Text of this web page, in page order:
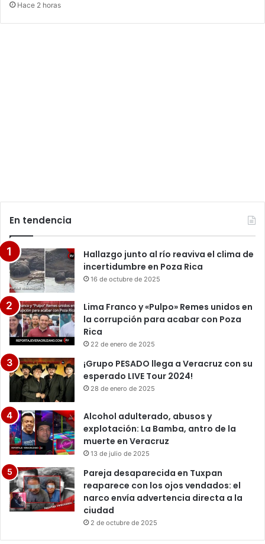
Hace 2 horas
En tendencia
Hallazgo junto al río reaviva el clima de
incertidumbre en Poza Rica
16 de octubre de 2025
Lima Franco y «Pulpo» Remes unidos en
la corrupción para acabar con Poza
Rica
22 de enero de 2025
¡Grupo PESADO llega a Veracruz con su
esperado LIVE Tour 2024!
28 de enero de 2025
Alcohol adulterado, abusos y
explotación: La Bamba, antro de la
muerte en Veracruz
13 de julio de 2025
Pareja desaparecida en Tuxpan
reaparece con los ojos vendados: el
narco envía advertencia directa a la
ciudad
2 de octubre de 2025